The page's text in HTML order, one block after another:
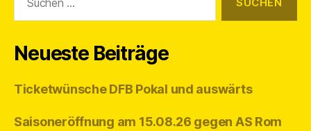
nach:
Neueste Beiträge
Ticketwünsche DFB Pokal und auswärts
Saisoneröffnung am 15.08.26 gegen AS Rom